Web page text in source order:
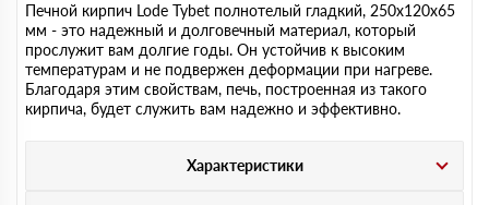
Печной кирпич Lode Tybet полнотелый гладкий, 250х120х65
мм - это надежный и долговечный материал, который
прослужит вам долгие годы. Он устойчив к высоким
температурам и не подвержен деформации при нагреве.
Благодаря этим свойствам, печь, построенная из такого
кирпича, будет служить вам надежно и эффективно.
Характеристики